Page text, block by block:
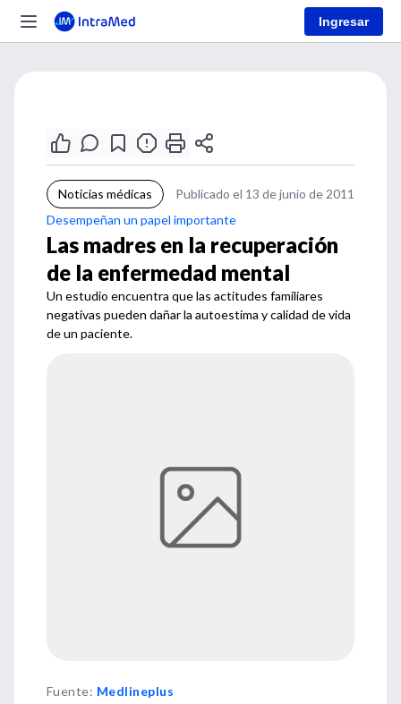
Ingresar
Noticias médicas
Publicado el 13 de junio de 2011
Desempeñan un papel importante
Las madres en la recuperación
de la enfermedad mental
Un estudio encuentra que las actitudes familiares
negativas pueden dañar la autoestima y calidad de vida
de un paciente.
Fuente: Medlineplus